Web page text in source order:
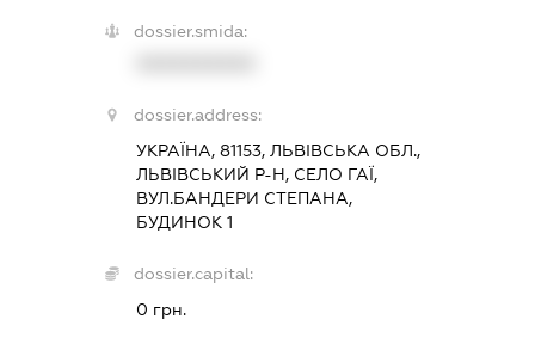
dossier.smida:
dossier.address:
УКРАЇНА, 81153, ЛЬВІВСЬКА ОБЛ.,
ЛЬВІВСЬКИЙ Р-Н, СЕЛО ГАЇ,
ВУЛ.БАНДЕРИ СТЕПАНА,
БУДИНОК 1
dossier.capital:
0 грн.